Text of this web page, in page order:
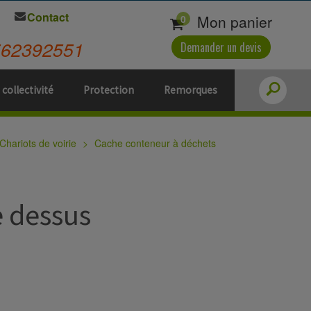
collectivité Protection Remorques
Contact 0 Mon panier
Demander un devis
de voirie Cache conteneur à déchets